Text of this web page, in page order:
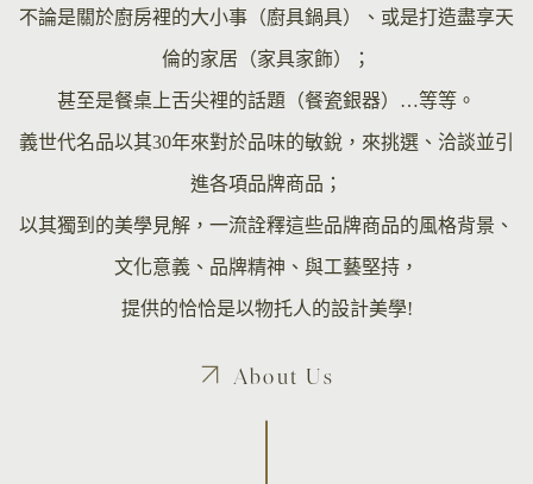
不論是關於廚房裡的大小事（廚具鍋具）、或是打造盡享天
倫的家居（家具家飾）；
甚至是餐桌上舌尖裡的話題（餐瓷銀器）…等等。
義世代名品以其30年來對於品味的敏銳，來挑選、洽談並引
進各項品牌商品；
以其獨到的美學見解，一流詮釋這些品牌商品的風格背景、
文化意義、品牌精神、與工藝堅持，
提供的恰恰是以物托人的設計美學!
About Us